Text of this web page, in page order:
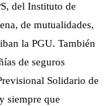
del Instituto de
de mutualidades,
la PGU. También
de seguros
Solidario de
siempre que